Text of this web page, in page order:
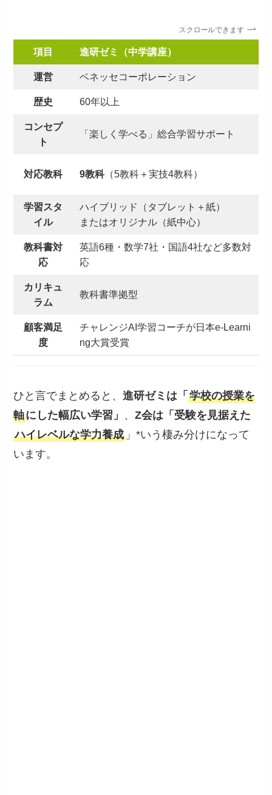
スクロールできます
項目 進研ゼミ（中学講座）
運営 ベネッセコーポレーション
歴史 60年以上
コンセプ
ト
「楽しく学べる」総合学習サポート
対応教科 9教科（5教科＋実技4教科）
学習スタ
イル
ハイブリッド（タブレット＋紙）
またはオリジナル（紙中心）
教科書対
応
英語6種・数学7社・国語4社など多数対
応
カリキュ
ラム
教科書準拠型
顧客満足
度
チャレンジAI学習コーチが日本e-Learni
ng大賞受賞
ひと言でまとめると、進研ゼミは「学校の授業を
軸にした幅広い学習」 、Z会は「受験を見据えた
ハイレベルな学力養成 」*いう棲み分けになって
います。